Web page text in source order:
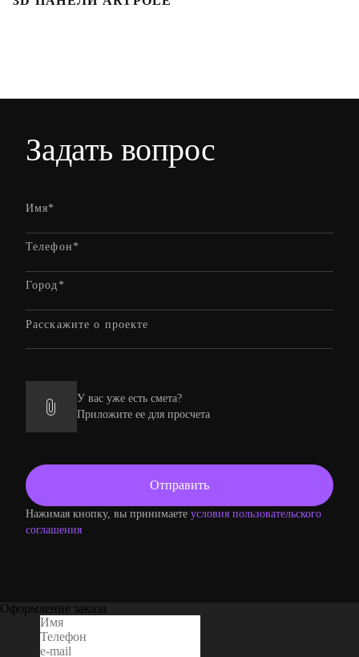
Задать вопрос
У вас уже есть смета?
Приложите ее для просчета
Нажимая кнопку, вы принимаете условия пользовательского
соглашения
Оформление заказа